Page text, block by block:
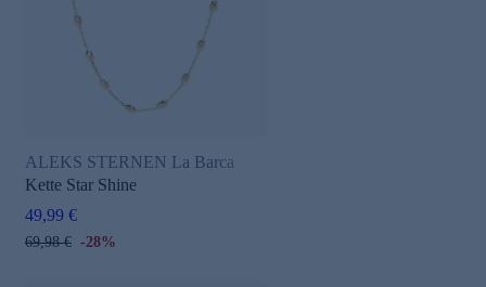
ALEKS STERNEN La Barca
Kette Star Shine
49,99 €
69,98 € -28%